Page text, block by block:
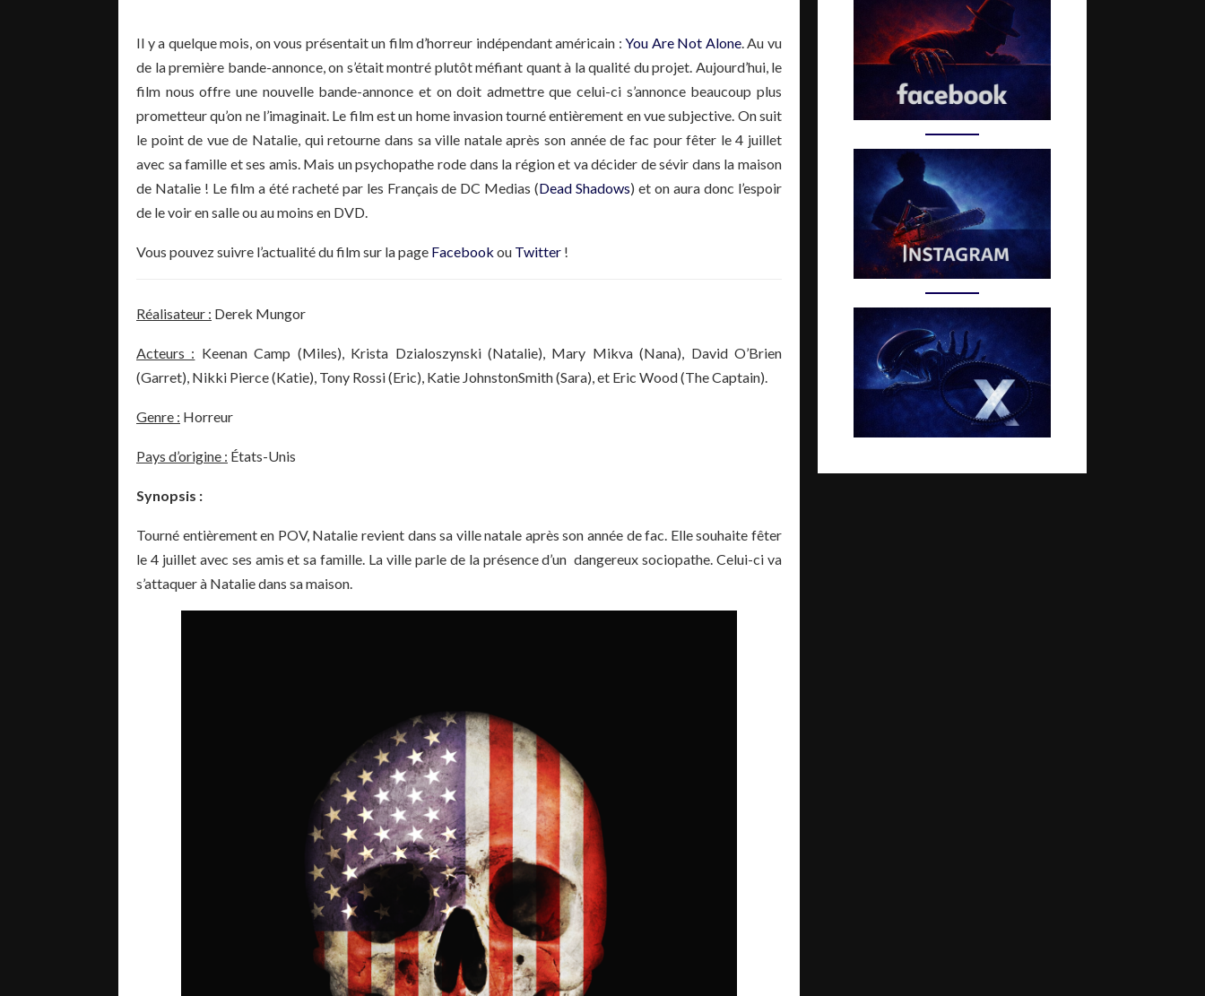
Il y a quelque mois, on vous présentait un film d’horreur indépendant américain :You Are Not Alone. Au vu
de la première bande-annonce, on s’était montré plutôt méfiant quant à la qualité du projet. Aujourd’hui, le
film nous offre une nouvelle bande-annonce et on doit admettre que celui-ci s’annonce beaucoup plus
prometteur qu’on ne l’imaginait. Le film est un home invasion tourné entièrement en vue subjective. On suit
le point de vue de Natalie, qui retourne dans sa ville natale après son année de fac pour fêter le 4 juillet
avec sa famille et ses amis. Mais un psychopathe rode dans la région et va décider de sévir dans la maison
de Natalie ! Le film a été racheté par les Français de DC Medias (Dead Shadows) et on aura donc l’espoir
de le voir en salle ou au moins en DVD.
Vous pouvez suivre l’actualité du film sur la page Facebook ou Twitter !
Réalisateur : Derek Mungor
Acteurs : Keenan Camp (Miles), Krista Dzialoszynski (Natalie), Mary Mikva (Nana), David O’Brien
(Garret), Nikki Pierce (Katie), Tony Rossi (Eric), Katie Johnston­Smith (Sara), et Eric Wood (The Captain).
Genre : Horreur
Pays d’origine : États-Unis
Synopsis :
Tourné entièrement en POV, Natalie revient dans sa ville natale après son année de fac. Elle souhaite fêter
le 4 juillet avec ses amis et sa famille. La ville parle de la présence d’un dangereux sociopathe. Celui-ci va
s’attaquer à Natalie dans sa maison.